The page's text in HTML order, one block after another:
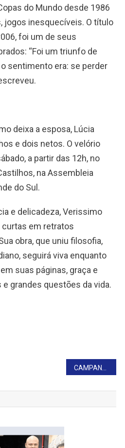
do Mundo desde 1986
jogos inesquecíveis. O título
foi um de seus
“Foi um triunfo de
sentimento era: se perder
deixa a esposa, Lúcia
e dois netos. O velório
a partir das 12h, no
na Assembleia
do Sul.
e delicadeza, Verissimo
em retratos
obra, que uniu filosofia,
seguirá viva enquanto
suas páginas, graça e
grandes questões da vida.